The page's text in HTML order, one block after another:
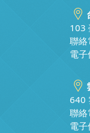
103
聯
電子
640
聯
電子